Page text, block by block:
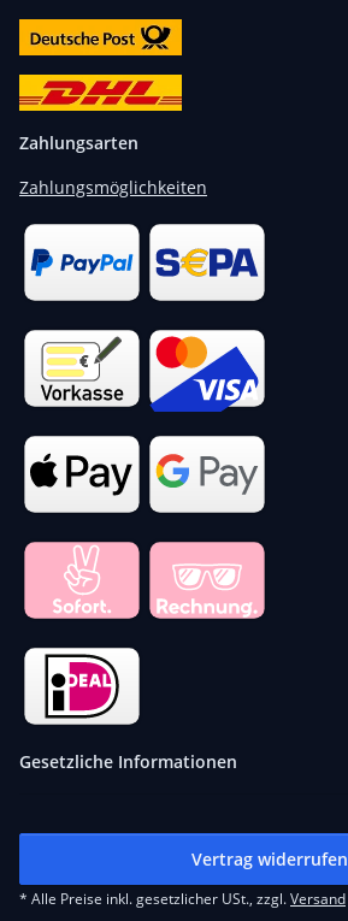
Zahlungsarten
Zahlungsmöglichkeiten
Gesetzliche Informationen
Vertrag widerrufen
* Alle Preise inkl. gesetzlicher USt., zzgl.Versand